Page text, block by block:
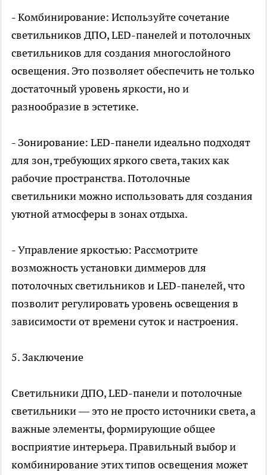
- Комбинирование: Используйте сочетание
светильников ДПО, LED-панелей и потолочных
светильников для создания многослойного
освещения. Это позволяет обеспечить не только
достаточный уровень яркости, но и
разнообразие в эстетике.
- Зонирование: LED-панели идеально подходят
для зон, требующих яркого света, таких как
рабочие пространства. Потолочные
светильники можно использовать для создания
уютной атмосферы в зонах отдыха.
- Управление яркостью: Рассмотрите
возможность установки диммеров для
потолочных светильников и LED-панелей, что
позволит регулировать уровень освещения в
зависимости от времени суток и настроения.
5. Заключение
Светильники ДПО, LED-панели и потолочные
светильники — это не просто источники света, а
важные элементы, формирующие общее
восприятие интерьера. Правильный выбор и
комбинирование этих типов освещения может